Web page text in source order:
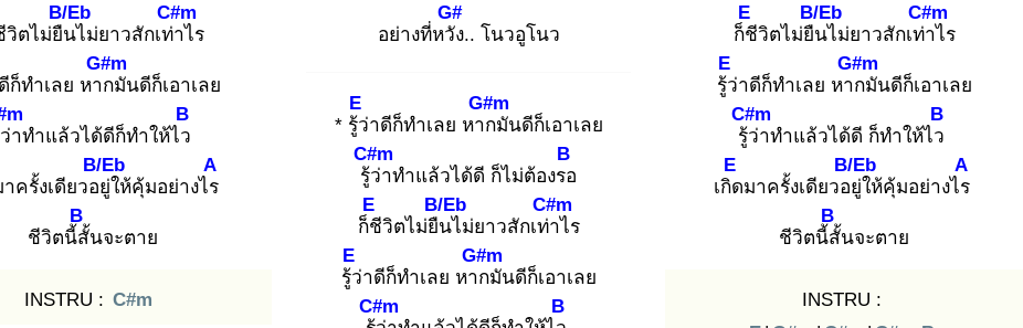
วิตไม่ยืน
B/Eb
ไม่ยาวสักเท่า
C#m
ไร
ก็ทำเลย หาก
G#m
มันดีก็เอาเลย
าทำแล้วได้ดีก็ทำให้ไว
B
าครั้งเดียวอยู่
B/Eb
ให้คุ้มอย่างไร
A
ชีวิตนี้สั้
B
นจะตาย
INSTRU : C#m
อย่างที่หวัง
G#
.. โนวอูโนว
* รู้ว่
E
าดีก็ทำเลย หาก
G#m
มันดีก็เอาเลย
รู้ว่
C#m
าทำแล้วได้ดี ก็ไม่ต้องรอ
B
ก็ชี
E
วิตไม่ยืน
B/Eb
ไม่ยาวสักเท่า
C#m
ไร
รู้ว่
E
าดีก็ทำเลย หาก
G#m
มันดีก็เอาเลย
C#m
B
ก็ชี
E
วิตไม่ยืน
B/Eb
ไม่ยาวสักเท่า
C#m
ไร
รู้ว่
E
าดีก็ทำเลย หาก
G#m
มันดีก็เอาเลย
รู้ว่
C#m
าทำแล้วได้ดี ก็ทำให้ไว
B
เกิด
E
มาครั้งเดียวอยู่
B/Eb
ให้คุ้มอย่างไร
A
ชีวิตนี้สั้
B
นจะตาย
INSTRU :